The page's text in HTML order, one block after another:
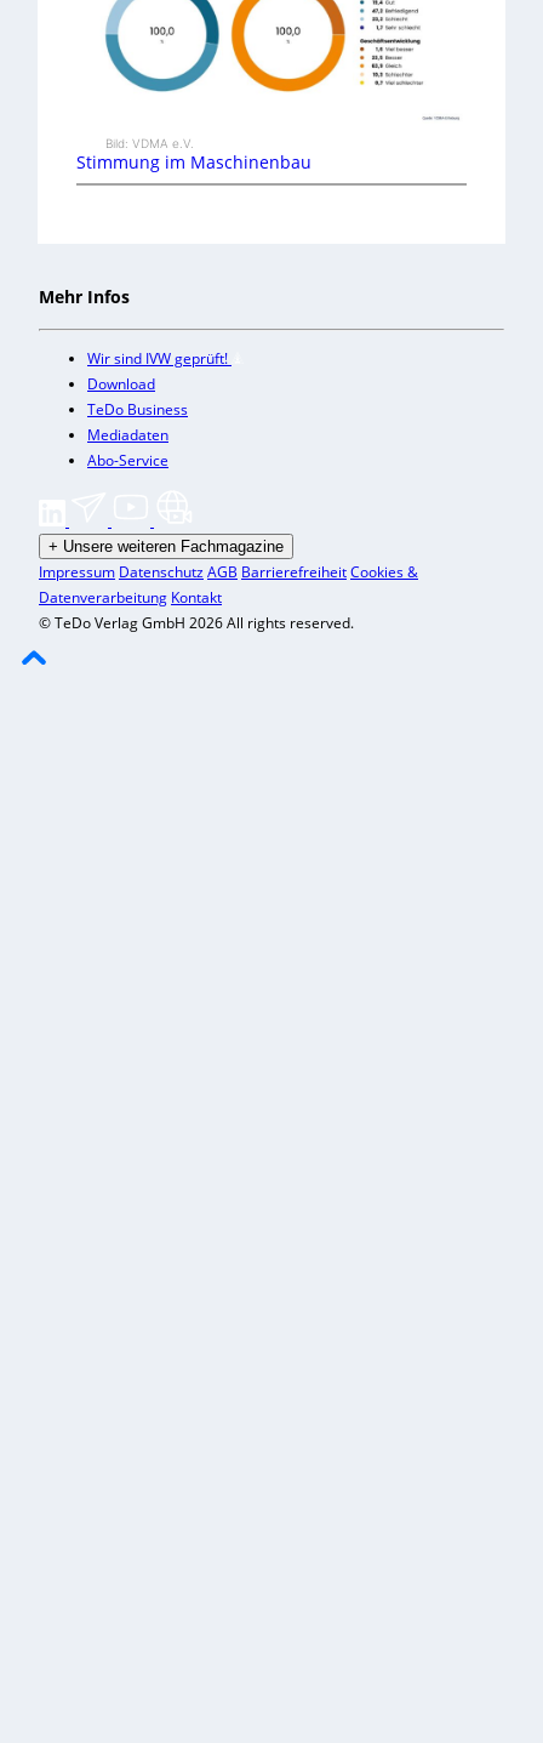
Bild: VDMA e.V.
Stimmung im Maschinenbau
Mehr Infos
Wir sind IVW geprüft!
Download
TeDo Business
Mediadaten
Abo-Service
+ Unsere weiteren Fachmagazine
Impressum DatenschutzAGB BarrierefreiheitCookies &
Datenverarbeitung Kontakt
© TeDo Verlag GmbH 2026 All rights reserved.